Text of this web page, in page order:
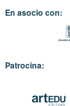
En asocio con:
Patrocina: